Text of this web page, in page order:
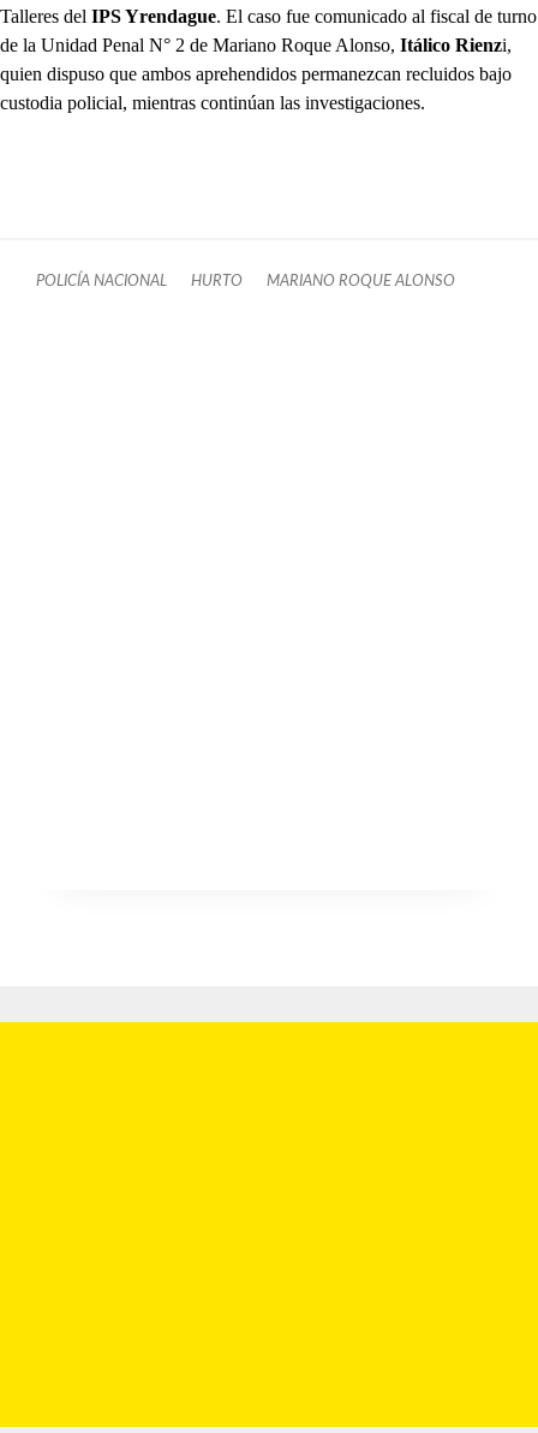
Talleres del IPS Yrendague. El caso fue comunicado al fiscal de turno
de la Unidad Penal N° 2 de Mariano Roque Alonso, Itálico Rienzi,
quien dispuso que ambos aprehendidos permanezcan recluidos bajo
custodia policial, mientras continúan las investigaciones.
POLICÍA NACIONAL HURTO MARIANO ROQUE ALONSO